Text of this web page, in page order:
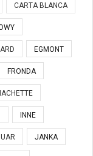
CARTA BLANCA
EGMONT
FRONDA
INNE
JANKA